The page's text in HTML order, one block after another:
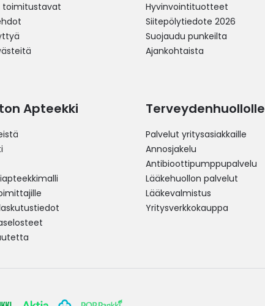
toimitustavat
Hyvinvointituotteet
Siitepölytiedote 2026
Suojaudu punkeilta
Ajankohtaista
Apteekki Terveydenhuollolle
Palvelut yritysasiakkaille
Annosjakelu
Antibioottipumppupalvelu
Lääkehuollon palvelut
Lääkevalmistus
Yritysverkkokauppa